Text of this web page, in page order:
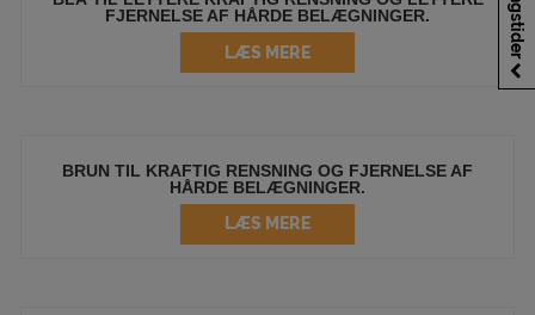
FJERNELSE AF HÅRDE BELÆGNINGER.
LÆS MERE
BRUN TIL KRAFTIG RENSNING OG FJERNELSE AF
HÅRDE BELÆGNINGER.
LÆS MERE